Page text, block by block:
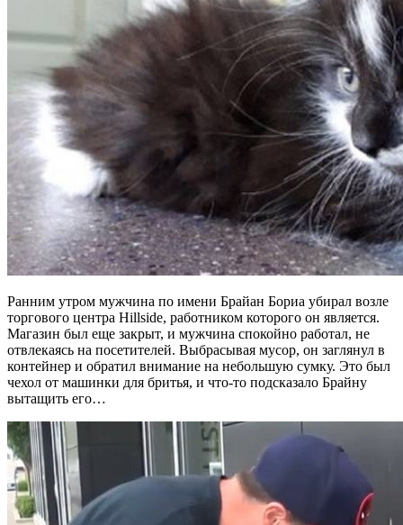
Ранним утром мужчина по имени Брайан Бориа убирал возле
торгового центра Hillside, работником которого он является.
Магазин был еще закрыт, и мужчина спокойно работал, не
отвлекаясь на посетителей. Выбрасывая мусор, он заглянул в
контейнер и обратил внимание на небольшую сумку. Это был
чехол от машинки для бритья, и что-то подсказало Брайну
вытащить его…